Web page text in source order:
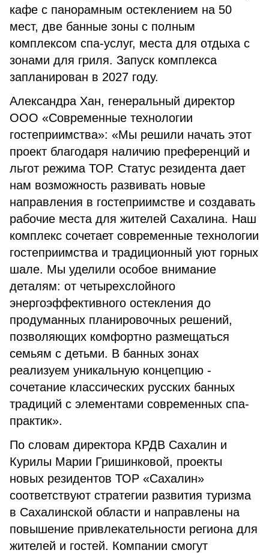
кафе с панорамным остеклением на 50
мест, две банные зоны с полным
комплексом спа-услуг, места для отдыха с
зонами для гриля. Запуск комплекса
запланирован в 2027 году.
Александра Хан, генеральный директор
ООО «Современные технологии
гостеприимства»: «Мы решили начать этот
проект благодаря наличию преференций и
льгот режима ТОР. Статус резидента дает
нам возможность развивать новые
направления в гостеприимстве и создавать
рабочие места для жителей Сахалина. Наш
комплекс сочетает современные технологии
гостеприимства и традиционный уют горных
шале. Мы уделили особое внимание
деталям: от четырехслойного
энергоэффективного остекления до
продуманных планировочных решений,
позволяющих комфортно размещаться
семьям с детьми. В банных зонах
реализуем уникальную концепцию -
сочетание классических русских банных
традиций с элементами современных спа-
практик».
По словам директора КРДВ Сахалин и
Курилы Марии Гришинковой, проекты
новых резидентов ТОР «Сахалин»
соответствуют стратегии развития туризма
в Сахалинской области и направлены на
повышение привлекательности региона для
жителей и гостей. Компании смогут